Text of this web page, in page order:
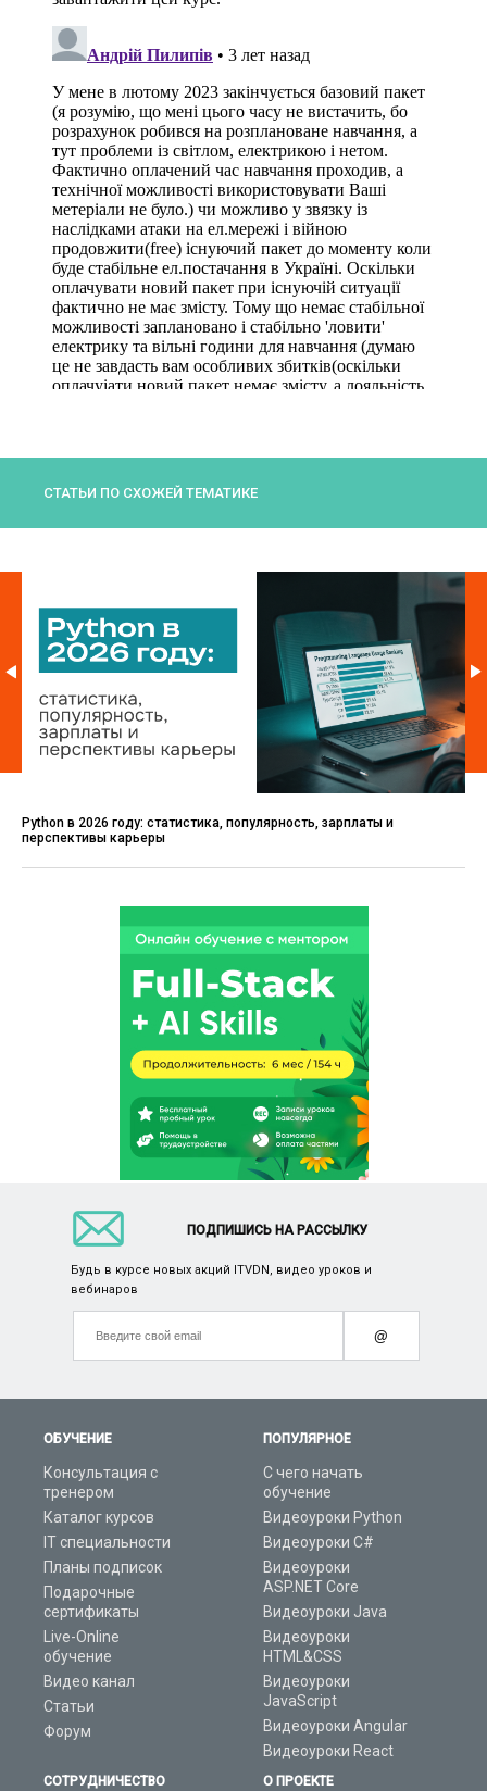
СТАТЬИ ПО СХОЖЕЙ ТЕМАТИКЕ
Python в 2026 году: статистика, популярность, зарплаты и
перспективы карьеры
ОБУЧЕНИЕ
Консультация с
тренером
Каталог курсов
IT специальности
Планы подписок
Подарочные
сертификаты
Live-Online
обучение
Видео канал
Статьи
Форум
ПОПУЛЯРНОЕ
С чего начать
обучение
Видеоуроки Python
Видеоуроки C#
Видеоуроки
ASP.NET Core
Видеоуроки Java
Видеоуроки
HTML&CSS
Видеоуроки
JavaScript
Видеоуроки Angular
Видеоуроки React
СОТРУДНИЧЕСТВО О ПРОЕКТЕ
ПОДПИШИСЬ НА РАССЫЛКУ
Будь в курсе новых акций ITVDN, видео уроков и
вебинаров
@